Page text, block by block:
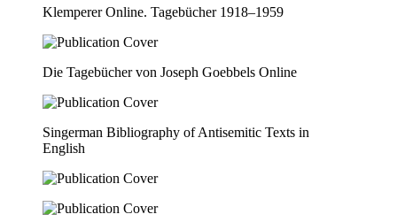
Klemperer Online. Tagebücher 1918–1959
Die Tagebücher von Joseph Goebbels Online
Singerman Bibliography of Antisemitic Texts in
English